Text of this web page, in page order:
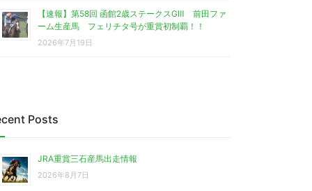
【速報】第58回 函館2歳ステークスGⅢ 前田ファ
ーム生産馬 フェリチタ号が重賞初制覇！！
2026年7月19日
Posts
JRA重賞三石産馬出走情報
2026年8月7日